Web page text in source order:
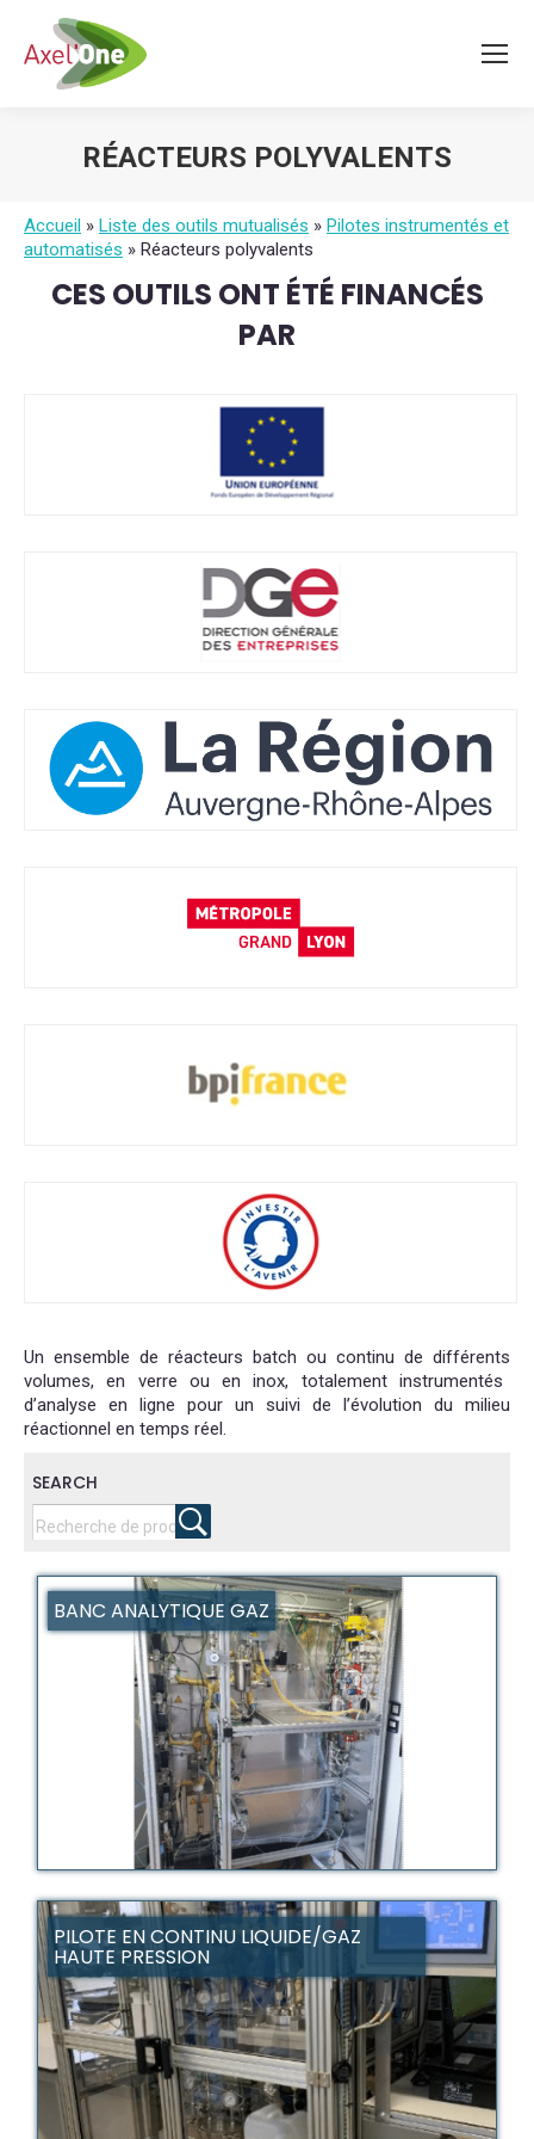
RÉACTEURS POLYVALENTS
Accueil » Liste des outils mutualisés » Pilotes instrumentés et
automatisés » Réacteurs polyvalents
CES OUTILS ONT ÉTÉ FINANCÉS
PAR
Un ensemble de réacteurs batch ou continu de différents
volumes, en verre ou en inox, totalement instrumentés
d’analyse en ligne pour un suivi de l’évolution du milieu
réactionnel en temps réel.
SEARCH
BANC ANALYTIQUE GAZ
PILOTE EN CONTINU LIQUIDE/GAZ
HAUTE PRESSION